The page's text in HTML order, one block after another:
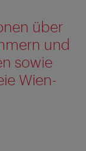
über
und
sowie
Wien-